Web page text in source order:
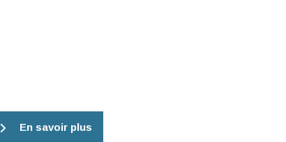
En savoir plus